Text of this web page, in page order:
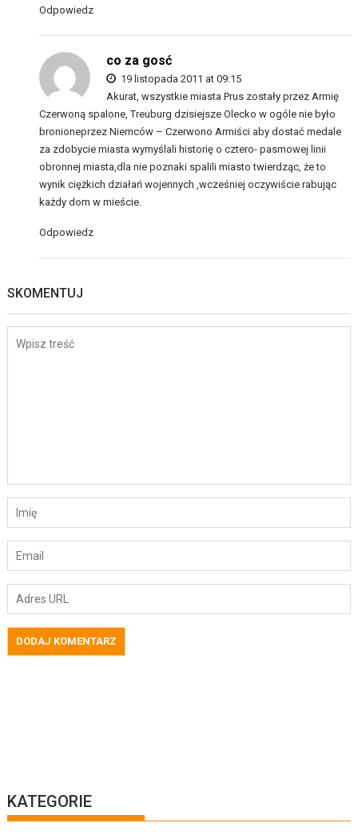
Odpowiedz
co za gosć
19 listopada 2011 at 09:15
Akurat, wszystkie miasta Prus zostały przez Armię
Czerwoną spalone, Treuburg dzisiejsze Olecko w ogóle nie było
bronioneprzez Niemców – Czerwono Armiści aby dostać medale
za zdobycie miasta wymyślali historię o cztero- pasmowej linii
obronnej miasta,dla nie poznaki spalili miasto twierdząc, że to
wynik ciężkich działań wojennych ,wcześniej oczywiście rabując
każdy dom w mieście.
Odpowiedz
SKOMENTUJ
KATEGORIE